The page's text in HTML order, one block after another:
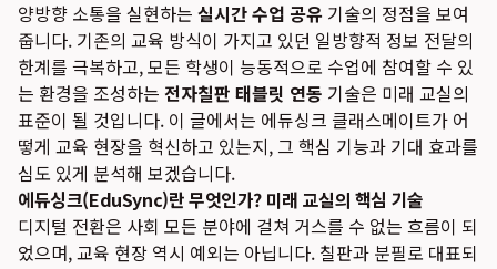
양방향 소통을 실현하는 실시간 수업 공유 기술의 정점을 보여
줍니다. 기존의 교육 방식이 가지고 있던 일방향적 정보 전달의
한계를 극복하고, 모든 학생이 능동적으로 수업에 참여할 수 있
는 환경을 조성하는 전자칠판 태블릿 연동 기술은 미래 교실의
표준이 될 것입니다. 이 글에서는 에듀싱크 클래스메이트가 어
떻게 교육 현장을 혁신하고 있는지, 그 핵심 기능과 기대 효과를
심도 있게 분석해 보겠습니다.
에듀싱크(EduSync)란 무엇인가? 미래 교실의 핵심 기술
디지털 전환은 사회 모든 분야에 걸쳐 거스를 수 없는 흐름이 되
었으며, 교육 현장 역시 예외는 아닙니다. 칠판과 분필로 대표되